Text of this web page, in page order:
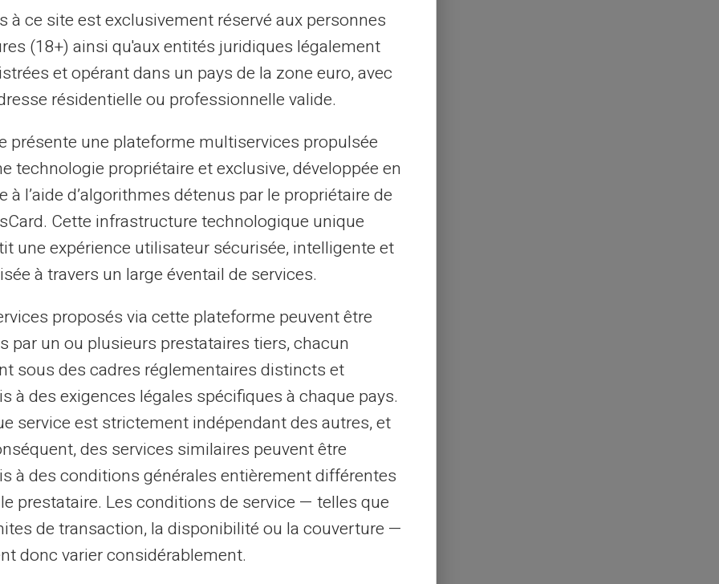
des ajustements peuvent être faits selon
des études, suit une formation
tout en cherchant activement du
à charge et peut continuer à ouvrir
conditions.
supplémentaires soient accordées dans
complément familialdestiné aux foyers
de ressources limitées. Cette aide vient
habituelles.
des allocations
des allocationsfamiliales en fonction
que le montant des allocations peut
Les plafonds de ressources sont
l'ensemble des revenus du foyer.
qui ont le plus besoin de soutien
à ce site est exclusivement réservé aux personnes
(18+) ainsi qu'aux entités juridiques légalement
et opérant dans un pays de la zone euro, avec
résidentielle ou professionnelle valide.
présente une plateforme multiservices propulsée
technologie propriétaire et exclusive, développée en
à l’aide d’algorithmes détenus par le propriétaire de
Cette infrastructure technologique unique
une expérience utilisateur sécurisée, intelligente et
à travers un large éventail de services.
proposés via cette plateforme peuvent être
par un ou plusieurs prestataires tiers, chacun
sous des cadres réglementaires distincts et
à des exigences légales spécifiques à chaque pays.
service est strictement indépendant des autres, et
des services similaires peuvent être
à des conditions générales entièrement différentes
prestataire. Les conditions de service — telles que
de transaction, la disponibilité ou la couverture —
donc varier considérablement.